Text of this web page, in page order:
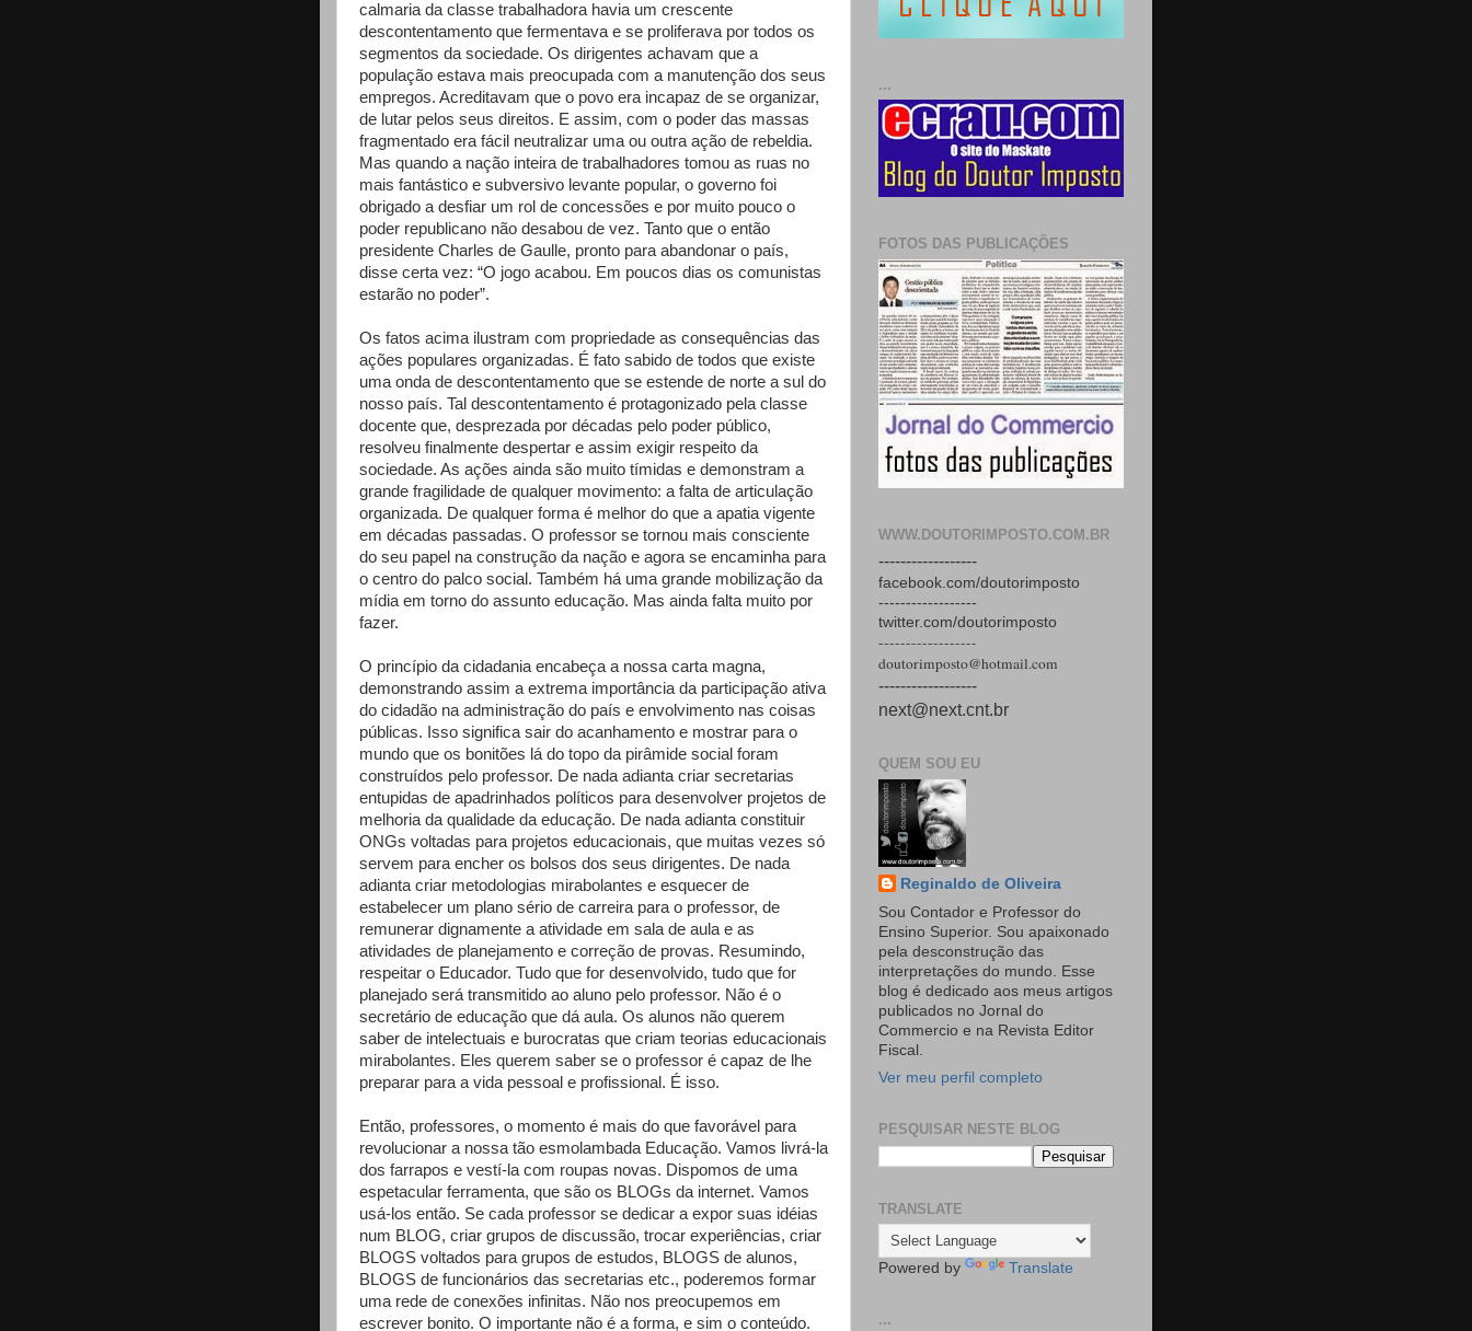
calmaria da classe trabalhadora havia um crescente
descontentamento que fermentava e se proliferava por todos os
segmentos da sociedade. Os dirigentes achavam que a
população estava mais preocupada com a manutenção dos seus
empregos. Acreditavam que o povo era incapaz de se organizar,
de lutar pelos seus direitos. E assim, com o poder das massas
fragmentado era fácil neutralizar uma ou outra ação de rebeldia.
Mas quando a nação inteira de trabalhadores tomou as ruas no
mais fantástico e subversivo levante popular, o governo foi
obrigado a desfiar um rol de concessões e por muito pouco o
poder republicano não desabou de vez. Tanto que o então
presidente Charles de Gaulle, pronto para abandonar o país,
disse certa vez: “O jogo acabou. Em poucos dias os comunistas
estarão no poder”.
Os fatos acima ilustram com propriedade as consequências das
ações populares organizadas. É fato sabido de todos que existe
uma onda de descontentamento que se estende de norte a sul do
nosso país. Tal descontentamento é protagonizado pela classe
docente que, desprezada por décadas pelo poder público,
resolveu finalmente despertar e assim exigir respeito da
sociedade. As ações ainda são muito tímidas e demonstram a
grande fragilidade de qualquer movimento: a falta de articulação
organizada. De qualquer forma é melhor do que a apatia vigente
em décadas passadas. O professor se tornou mais consciente
do seu papel na construção da nação e agora se encaminha para
o centro do palco social. Também há uma grande mobilização da
mídia em torno do assunto educação. Mas ainda falta muito por
fazer.
O princípio da cidadania encabeça a nossa carta magna,
demonstrando assim a extrema importância da participação ativa
do cidadão na administração do país e envolvimento nas coisas
públicas. Isso significa sair do acanhamento e mostrar para o
mundo que os bonitões lá do topo da pirâmide social foram
construídos pelo professor. De nada adianta criar secretarias
entupidas de apadrinhados políticos para desenvolver projetos de
melhoria da qualidade da educação. De nada adianta constituir
ONGs voltadas para projetos educacionais, que muitas vezes só
servem para encher os bolsos dos seus dirigentes. De nada
adianta criar metodologias mirabolantes e esquecer de
estabelecer um plano sério de carreira para o professor, de
remunerar dignamente a atividade em sala de aula e as
atividades de planejamento e correção de provas. Resumindo,
respeitar o Educador. Tudo que for desenvolvido, tudo que for
planejado será transmitido ao aluno pelo professor. Não é o
secretário de educação que dá aula. Os alunos não querem
saber de intelectuais e burocratas que criam teorias educacionais
mirabolantes. Eles querem saber se o professor é capaz de lhe
preparar para a vida pessoal e profissional. É isso.
Então, professores, o momento é mais do que favorável para
revolucionar a nossa tão esmolambada Educação. Vamos livrá-la
dos farrapos e vestí-la com roupas novas. Dispomos de uma
espetacular ferramenta, que são os BLOGs da internet. Vamos
usá-los então. Se cada professor se dedicar a expor suas idéias
num BLOG, criar grupos de discussão, trocar experiências, criar
BLOGS voltados para grupos de estudos, BLOGS de alunos,
BLOGS de funcionários das secretarias etc., poderemos formar
uma rede de conexões infinitas. Não nos preocupemos em
escrever bonito. O importante não é a forma, e sim o conteúdo.
...
FOTOS DAS PUBLICAÇÕES
WWW.DOUTORIMPOSTO.COM.BR
------------------
facebook.com/doutorimposto
------------------
twitter.com/doutorimposto
------------------
doutorimposto@hotmail.com
------------------
next@next.cnt.br
QUEM SOU EU
Reginaldo de Oliveira
Sou Contador e Professor do
Ensino Superior. Sou apaixonado
pela desconstrução das
interpretações do mundo. Esse
blog é dedicado aos meus artigos
publicados no Jornal do
Commercio e na Revista Editor
Fiscal.
Ver meu perfil completo
PESQUISAR NESTE BLOG
TRANSLATE
Powered by Translate
...